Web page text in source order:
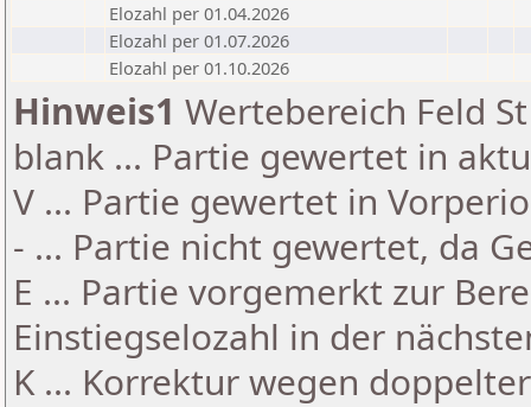
Elozahl per 01.04.2026
Elozahl per 01.07.2026
Elozahl per 01.10.2026
Hinweis1 Wertebereich Feld
blank ... Partie gewertet in
V ... Partie gewertet in
- ... Partie nicht gewertet, da
E ... Partie vorgemerkt zur
Einstiegselozahl in der
K ... Korrektur wegen